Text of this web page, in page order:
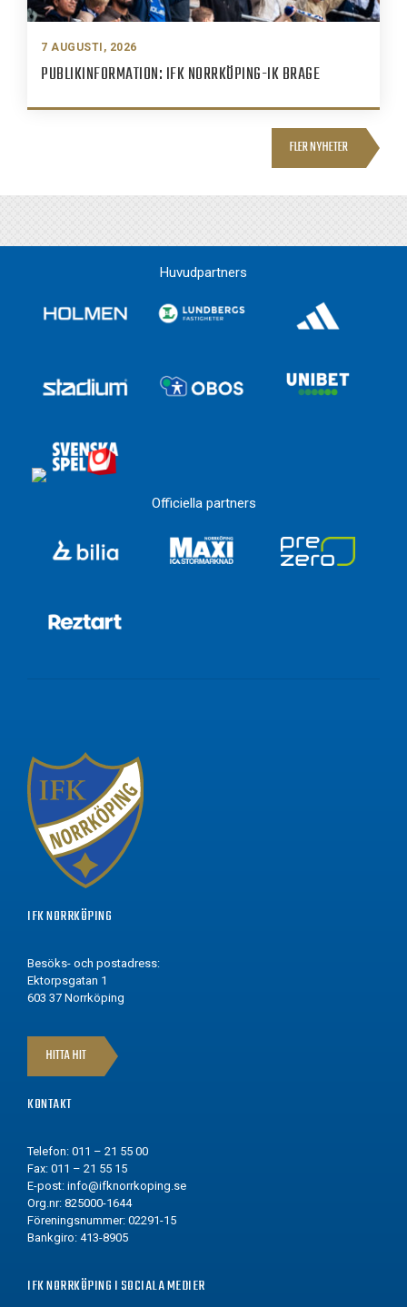
7 AUGUSTI, 2026
PUBLIKINFORMATION: IFK NORRKÖPING-IK BRAGE
FLER NYHETER
Huvudpartners
Officiella partners
IFK NORRKÖPING
Besöks- och postadress:
Ektorpsgatan 1
603 37 Norrköping
HITTA HIT
KONTAKT
Telefon: 011 – 21 55 00
Fax: 011 – 21 55 15
E-post: info@ifknorrkoping.se
Org.nr: 825000-1644
Föreningsnummer: 02291-15
Bankgiro: 413-8905
IFK NORRKÖPING I SOCIALA MEDIER